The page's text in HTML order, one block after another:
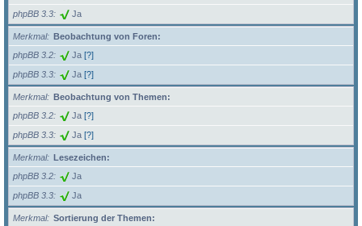
phpBB 3.3 Ja
Merkmal
Beobachtung von Foren:
phpBB 3.2
Ja [?]
phpBB 3.3 Ja [?]
Merkmal
Beobachtung von Themen:
phpBB 3.2
Ja [?]
phpBB 3.3 Ja [?]
Merkmal
Lesezeichen:
phpBB 3.2
Ja
phpBB 3.3 Ja
Merkmal
Sortierung der Themen: